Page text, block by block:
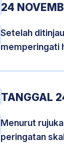
24
Setelah
memperingati
TANGGAL
Menurut
peringatan